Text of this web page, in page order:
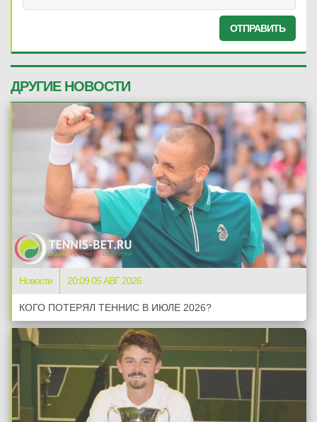
ОТПРАВИТЬ
ДРУГИЕ НОВОСТИ
Новости 20:09 05 АВГ 2026
КОГО ПОТЕРЯЛ ТЕННИС В ИЮЛЕ 2026?